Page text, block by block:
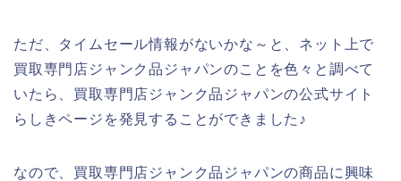
ただ、タイムセール情報がないかな～と、ネット上で
買取専門店ジャンク品ジャパンのことを色々と調べて
いたら、買取専門店ジャンク品ジャパンの公式サイト
らしきページを発見することができました♪
なので、買取専門店ジャンク品ジャパンの商品に興味